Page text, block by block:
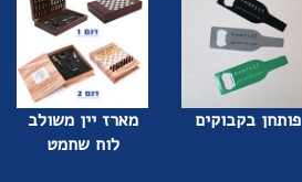
פותחן בקבוקים
מארז יין משולב
לוח שחמט